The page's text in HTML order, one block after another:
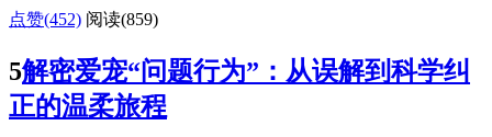
点赞(452) 阅读(859)
5解密爱宠“问题行为”：从误解到科学纠
正的温柔旅程